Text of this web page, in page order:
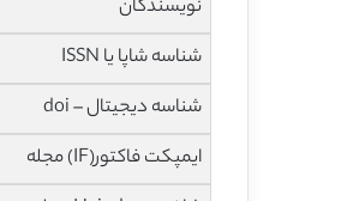
نویسندگان
شناسه شاپا یا ISSN
شناسه دیجیتال – doi
ایمپکت فاکتور(IF) مجله